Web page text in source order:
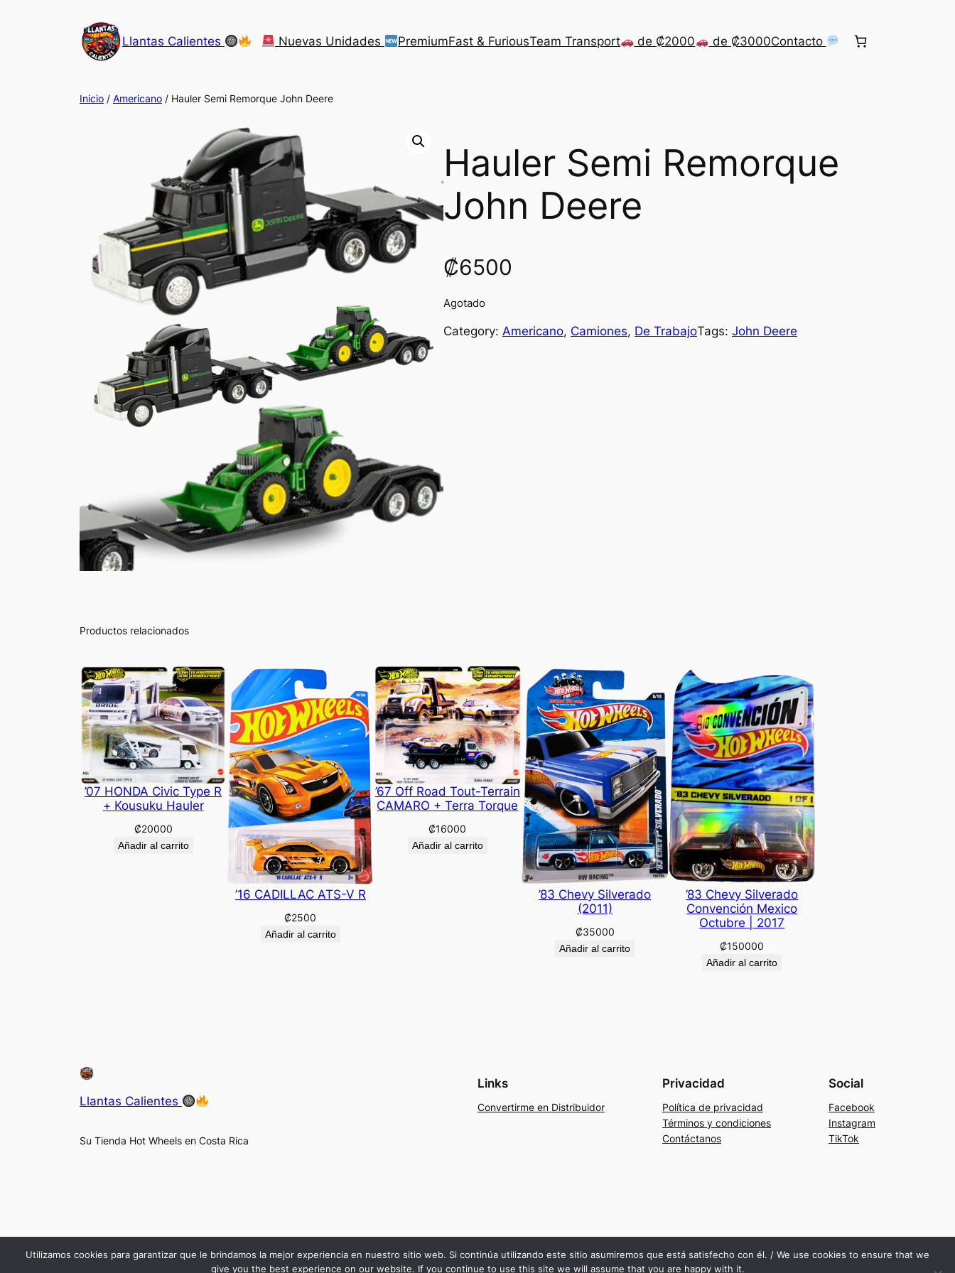
Llantas Calientes Nuevas Unidades PremiumFast & FuriousTeam Transport de ₡2000 de ₡3000Contacto
Inicio / Americano / Hauler Semi Remorque John Deere
Hauler Semi Remorque
John Deere
₡6500
Agotado
Category: Americano, Camiones, De TrabajoTags: John Deere
Productos relacionados
’07 HONDA Civic Type R
+ Kousuku Hauler
₡20000
Añadir al carrito
’16 CADILLAC ATS-V R
₡2500
Añadir al carrito
’67 Off Road Tout-Terrain
CAMARO + Terra Torque
₡16000
Añadir al carrito
’83 Chevy Silverado
(2011)
₡35000
Añadir al carrito
’83 Chevy Silverado
Convención Mexico
Octubre | 2017
₡150000
Añadir al carrito
Llantas Calientes
Su Tienda Hot Wheels en Costa Rica
Links
Convertirme en Distribuidor
Privacidad
Política de privacidad
Términos y condiciones
Contáctanos
Social
Facebook
Instagram
TikTok
Utilizamos cookies para garantizar que le brindamos la mejor experiencia en nuestro sitio web. Si continúa utilizando este sitio asumiremos que está satisfecho con él. / We use cookies to ensure that we
give you the best experience on our website. If you continue to use this site we will assume that you are happy with it.